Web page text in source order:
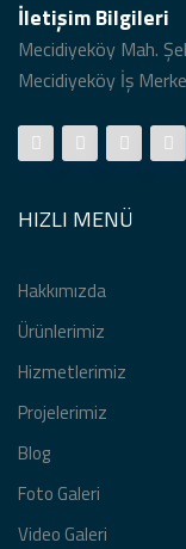
İletişim Bilgileri
Mecidiyeköy Mah.
Mecidiyeköy İş
HIZLI MENÜ
Hakkımızda
Ürünlerimiz
Hizmetlerimiz
Projelerimiz
Blog
Foto Galeri
Video Galeri